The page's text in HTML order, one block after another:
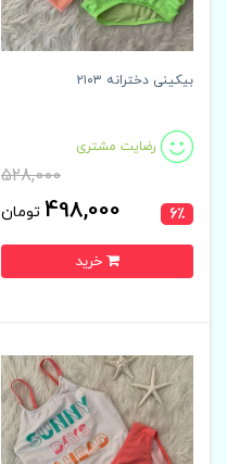
6٪
بیکینی دخترانه ۲۱۰۳
رضایت مشتری
528,000
498,000 تومان